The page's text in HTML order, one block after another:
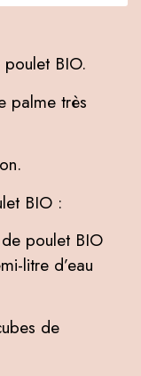
BIO.
palme très
BIO :
poulet BIO
litre d’eau
de